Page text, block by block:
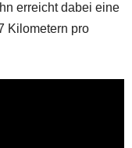
erreicht dabei eine
Kilometern pro